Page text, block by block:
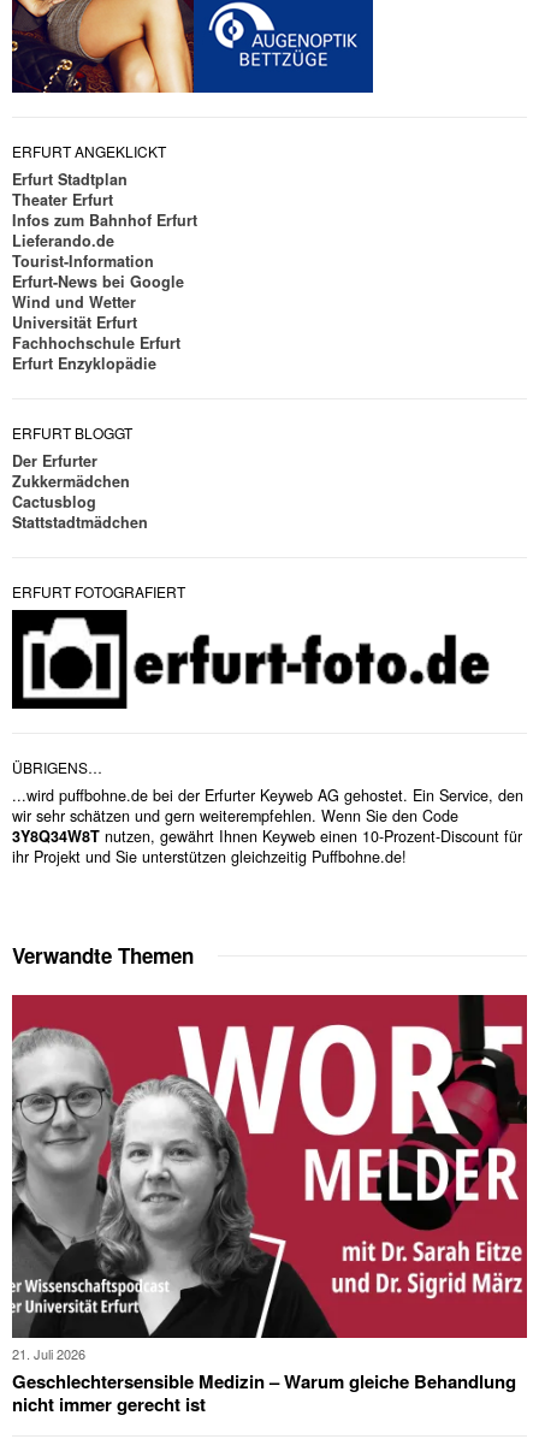
ERFURT ANGEKLICKT
Erfurt Stadtplan
Theater Erfurt
Infos zum Bahnhof Erfurt
Lieferando.de
Tourist-Information
Erfurt-News bei Google
Wind und Wetter
Universität Erfurt
Fachhochschule Erfurt
Erfurt Enzyklopädie
ERFURT BLOGGT
Der Erfurter
Zukkermädchen
Cactusblog
Stattstadtmädchen
ERFURT FOTOGRAFIERT
ÜBRIGENS…
...wird puffbohne.de bei der Erfurter Keyweb AG gehostet. Ein Service, den
wir sehr schätzen und gern weiterempfehlen. Wenn Sie den Code
3Y8Q34W8T nutzen, gewährt Ihnen Keyweb einen 10-Prozent-Discount für
ihr Projekt und Sie unterstützen gleichzeitig Puffbohne.de!
Verwandte Themen
21. Juli 2026
Geschlechtersensible Medizin – Warum gleiche Behandlung
nicht immer gerecht ist